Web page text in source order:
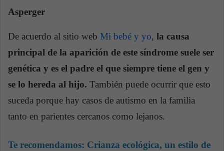
Asperger
De acuerdo al sitio web Mi bebé y yo, la causa
principal de la aparición de este síndrome suele ser
genética y es el padre el que siempre tiene el gen y
se lo hereda al hijo. También puede ocurrir que esto
suceda porque hay casos de autismo en la familia
tanto en parientes cercanos como lejanos.
Te recomendamos: Crianza ecológica, un estilo de